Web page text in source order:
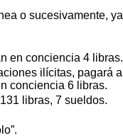
o sucesivamente, ya
en conciencia 4 libras.
ilícitas, pagará al
conciencia 6 libras.
libras, 7 sueldos.